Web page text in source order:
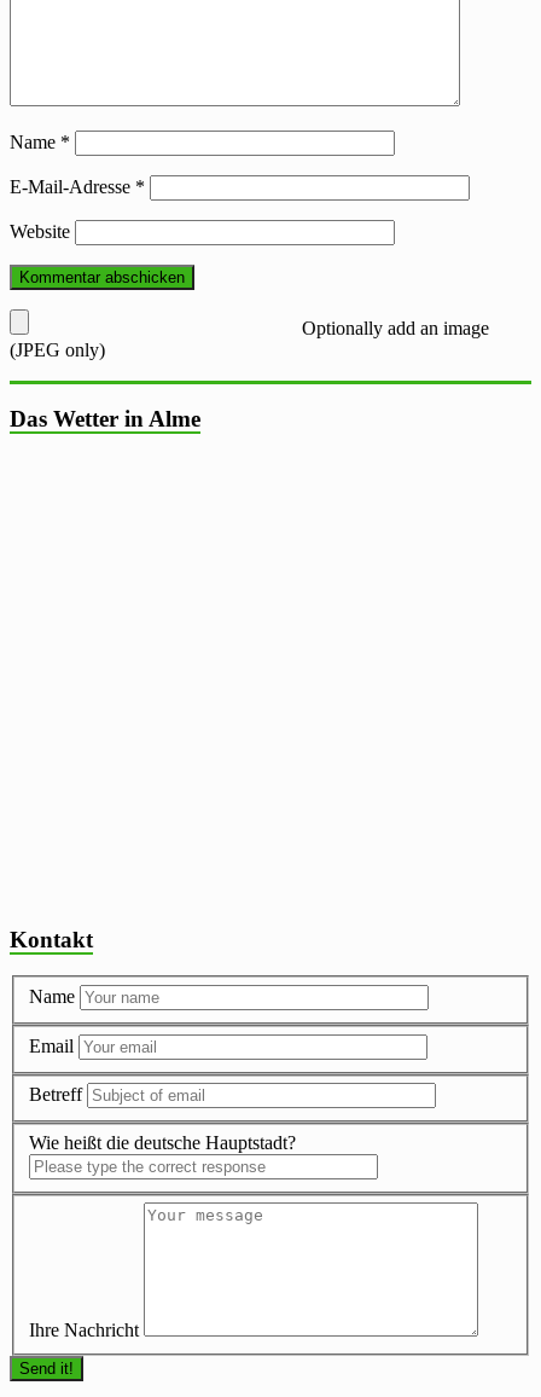
Name *
E-Mail-Adresse *
Website
Optionally add an image
(JPEG only)
Das Wetter in Alme
Kontakt
Name
Email
Betreff
Wie heißt die deutsche Hauptstadt?
Ihre Nachricht